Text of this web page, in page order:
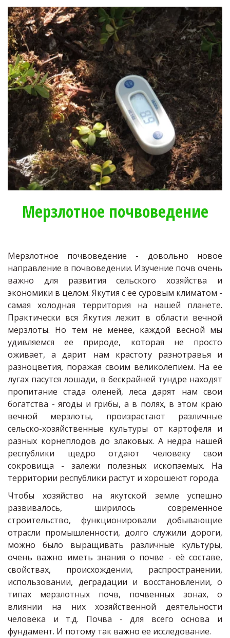
Мерзлотное почвоведение
Мерзлотное почвоведение - довольно новое
направление в почвоведении. Изучение почв очень
важно для развития сельского хозяйства и
экономики в целом. Якутия с ее суровым климатом -
самая холодная территория на нашей планете.
Практически вся Якутия лежит в области вечной
мерзлоты. Но тем не менее, каждой весной мы
удивляемся ее природе, которая не просто
оживает, а дарит нам крастоту разнотравья и
разноцветия, поражая своим великолепием. На ее
лугах пасутся лошади, в бескрайней тундре находят
пропитание стада оленей, леса дарят нам свои
богатства - ягоды и грибы, а в полях, в этом краю
вечной мерзлоты, произрастают различные
сельско-хозяйственные культуры от картофеля и
разных корнеплодов до злаковых. А недра нашей
республики щедро отдают человеку свои
сокровища - залежи полезных ископаемых. На
территории республики растут и хорошеют города.
Чтобы хозяйство на якутской земле успешно
развивалось, ширилось современное
строительство, функционировали добывающие
отрасли промышленности, долго служили дороги,
можно было выращивать различные культуры,
очень важно иметь знания о почве - еёсоставе,
свойствах, происхождении, распространении,
использовании, деградации и восстановлении, о
типах мерзлотных почв, почвенных зонах, о
влиянии на них хозяйственной деятельности
человека и т.д. Почва - для всего основа и
фундамент. И потому так важно ее исследование.